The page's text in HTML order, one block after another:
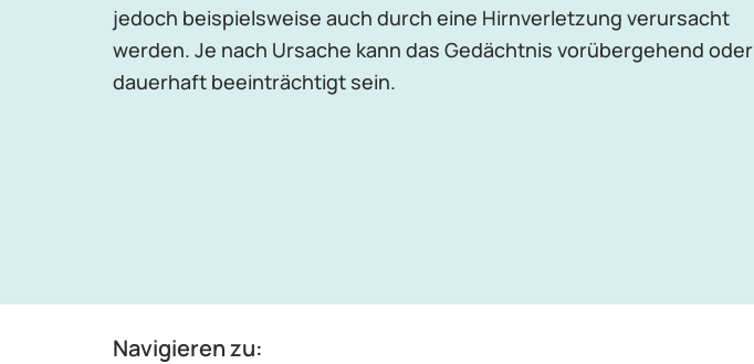
jedoch beispielsweise auch durch eine Hirnverletzung verursacht
werden. Je nach Ursache kann das Gedächtnis vorübergehend oder
dauerhaft beeinträchtigt sein.
Navigieren zu: